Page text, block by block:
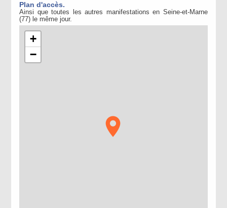
Plan d'accès.
Ainsi que toutes les autres manifestations en Seine-et-Marne
(77) le même jour.
+
−